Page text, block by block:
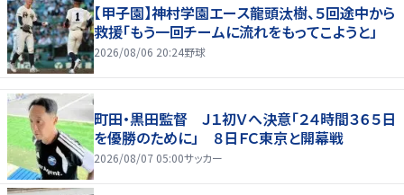
【甲子園】神村学園エース龍頭汰樹、５回途中から
救援「もう一回チームに流れをもってこようと」
2026/08/06 20:24野球
町田・黒田監督 Ｊ１初Ｖへ決意「２４時間３６５日
を優勝のために」 ８日ＦＣ東京と開幕戦
2026/08/07 05:00サッカー